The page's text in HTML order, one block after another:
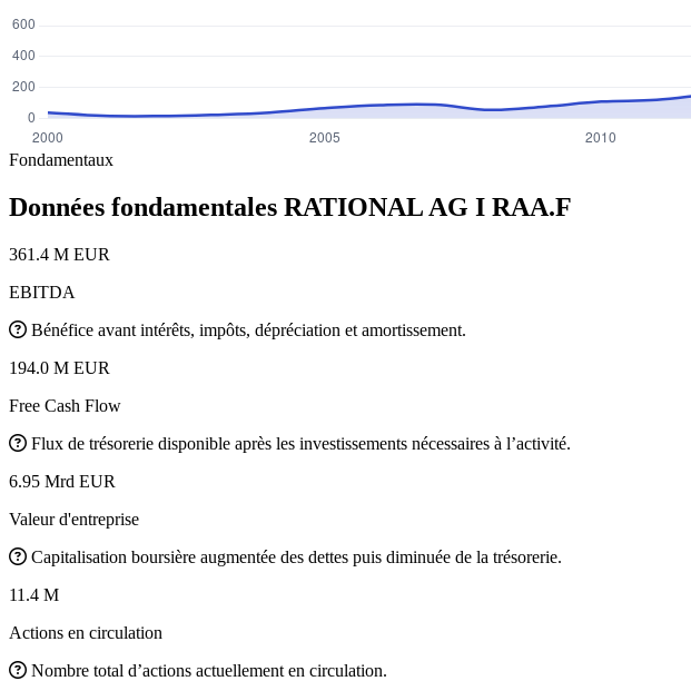
Fondamentaux
Données fondamentales RATIONAL AG I RAA.F
361.4 M EUR
EBITDA
Bénéfice avant intérêts, impôts, dépréciation et amortissement.
194.0 M EUR
Free Cash Flow
Flux de trésorerie disponible après les investissements nécessaires à l’activité.
6.95 Mrd EUR
Valeur d'entreprise
Capitalisation boursière augmentée des dettes puis diminuée de la trésorerie.
11.4 M
Actions en circulation
Nombre total d’actions actuellement en circulation.